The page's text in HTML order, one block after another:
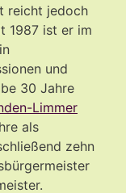
reicht jedoch
1987 ist er im
und
30 Jahre
Limmer
als
zehn